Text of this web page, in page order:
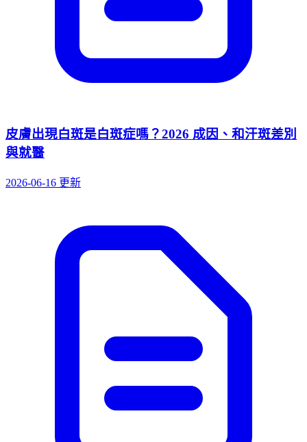
皮膚出現白斑是白斑症嗎？2026 成因、和汗斑差別
與就醫
2026-06-16 更新